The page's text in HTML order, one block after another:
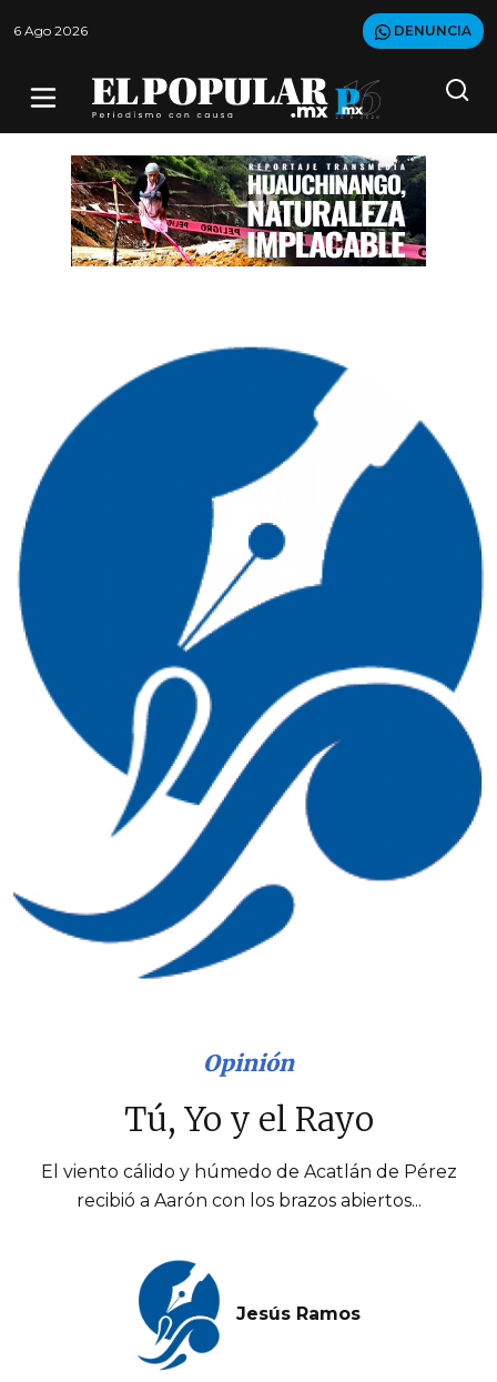
6 Ago 2026 DENUNCIA
Opinión
Tú, Yo y el Rayo
El viento cálido y húmedo de Acatlán de Pérez
recibió a Aarón con los brazos abiertos...
Jesús Ramos